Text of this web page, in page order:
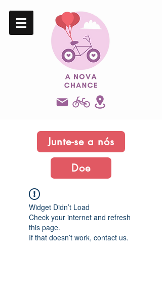
Junte-se a nós
Doe
Widget Didn’t Load
Check your internet and refresh
this page.
If that doesn’t work, contact us.